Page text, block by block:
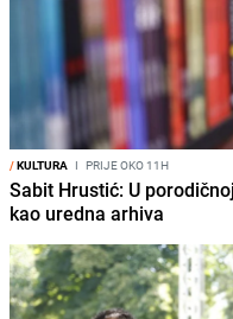
/KULTURA I PRIJE OKO 11H
Sabit Hrustić: U
kao uredna arhiva